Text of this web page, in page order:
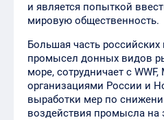
и является попыткой
мировую общественность.
Большая часть
промысел донных видов
море, сотрудничает с
организациями России и
выработки мер по
воздействия промысла на